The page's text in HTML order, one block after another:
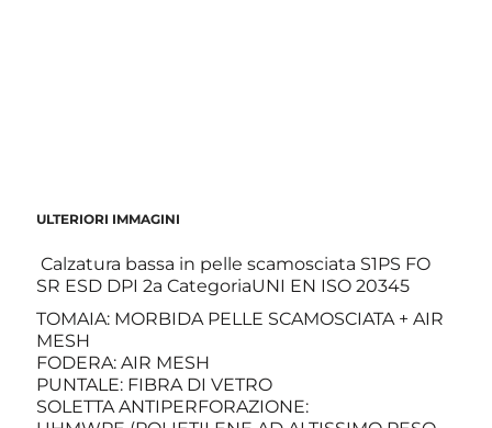
ULTERIORI IMMAGINI
Calzatura bassa in pelle scamosciata S1PS FO
SR ESD DPI 2a CategoriaUNI EN ISO 20345
TOMAIA: MORBIDA PELLE SCAMOSCIATA + AIR
MESH
FODERA: AIR MESH
PUNTALE: FIBRA DI VETRO
SOLETTA ANTIPERFORAZIONE: